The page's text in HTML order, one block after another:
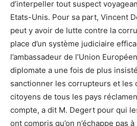
d’interpeller tout suspect
Etats-Unis. Pour sa part, Vincent
peut y avoir de lutte contre la
place d’un système judiciaire
l’ambassadeur de l’Union
diplomate a une fois de plus
sanctionner les corrupteurs et les
citoyens de tous les pays
compte, a dit M. Degert pour qui
ont compris qu’on n’échappe pas